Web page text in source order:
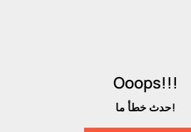
Ooops!!!
حدث خطأ ما!